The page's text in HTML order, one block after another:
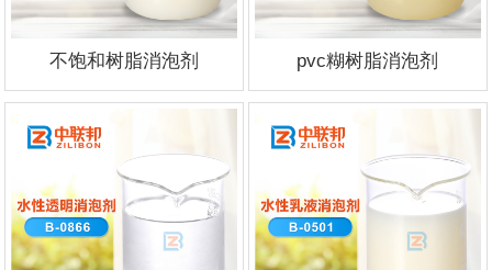
不饱和树脂消泡剂 pvc糊树脂消泡剂